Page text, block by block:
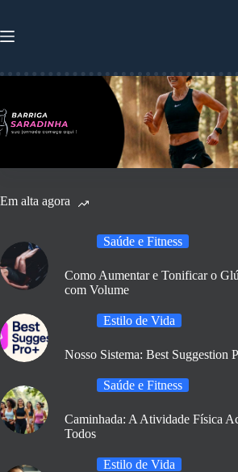
o
Em alta agora
Saúde e Fitness
Como Aumentar e Tonificar o
com Volume
Estilo de Vida
Nosso Sistema: Best Suggestion
Saúde e Fitness
Caminhada: A Atividade Física
Todos
Estilo de Vida